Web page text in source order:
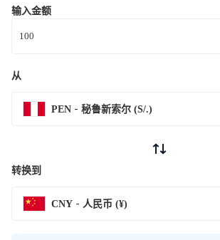
输入金额
从
PEN 秘鲁新索尔 (S/.)
转换到
CNY 人民币 (¥)